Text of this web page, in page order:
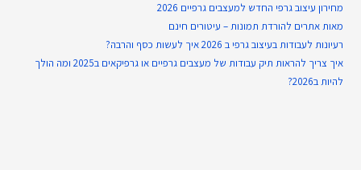
מחירון עיצוב גרפי החדש למעצבים גרפיים 2026
מאות אתרים להורדת תמונות – עיטורים חינם
רעיונות לעבודות בעיצוב גרפי ב 2026 איך לעשות כסף והרבה?
איך צריך להראות תיק עבודות של מעצבים גרפיים או גרפיקאים ב2025 ומה הולך
להיות ב2026?